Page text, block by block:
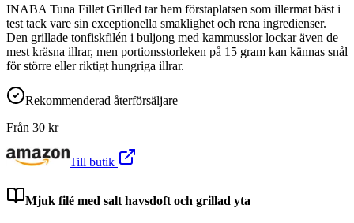
INABA Tuna Fillet Grilled tar hem förstaplatsen som illermat bäst i
test tack vare sin exceptionella smaklighet och rena ingredienser.
Den grillade tonfiskfilén i buljong med kammusslor lockar även de
mest kräsna illrar, men portionsstorleken på 15 gram kan kännas snål
för större eller riktigt hungriga illrar.
Rekommenderad återförsäljare
Från 30 kr
Till butik
Mjuk filé med salt havsdoft och grillad yta